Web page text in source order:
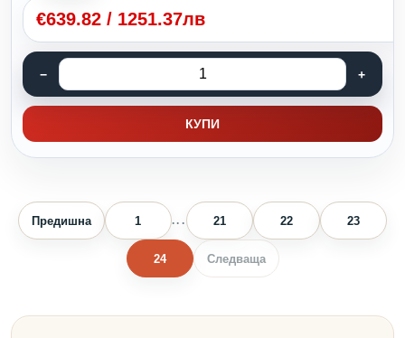
€639.82 / 1251.37лв
КУПИ
Предишна 1 ... 21 22 23
24 Следваща